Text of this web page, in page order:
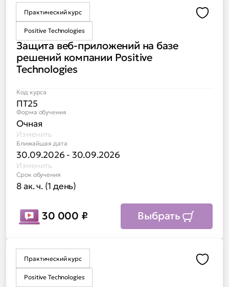
Практический курс
Positive Technologies
Защита веб-приложений на базе
решений компании Positive
Technologies
Код курса
ПТ25
Форма обучения
Очная
Изменить
Ближайшая дата
30.09.2026 - 30.09.2026
Изменить
Срок обучения
8 ак. ч. (1 день)
30 000 ₽ Выбрать
Практический курс
Positive Technologies